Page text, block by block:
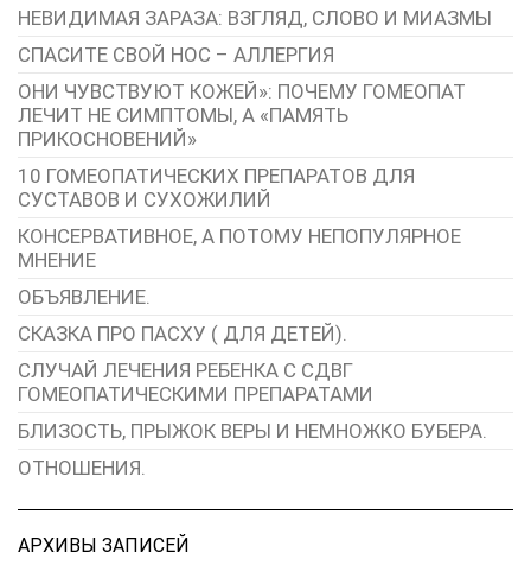
НЕВИДИМАЯ ЗАРАЗА: ВЗГЛЯД, СЛОВО И МИАЗМЫ
СПАСИТЕ СВОЙ НОС – АЛЛЕРГИЯ
ОНИ ЧУВСТВУЮТ КОЖЕЙ»: ПОЧЕМУ ГОМЕОПАТ
ЛЕЧИТ НЕ СИМПТОМЫ, А «ПАМЯТЬ
ПРИКОСНОВЕНИЙ»
10 ГОМЕОПАТИЧЕСКИХ ПРЕПАРАТОВ ДЛЯ
СУСТАВОВ И СУХОЖИЛИЙ
КОНСЕРВАТИВНОЕ, А ПОТОМУ НЕПОПУЛЯРНОЕ
МНЕНИЕ
ОБЪЯВЛЕНИЕ.
СКАЗКА ПРО ПАСХУ ( ДЛЯ ДЕТЕЙ).
СЛУЧАЙ ЛЕЧЕНИЯ РЕБЕНКА С СДВГ
ГОМЕОПАТИЧЕСКИМИ ПРЕПАРАТАМИ
БЛИЗОСТЬ, ПРЫЖОК ВЕРЫ И НЕМНОЖКО БУБЕРА.
ОТНОШЕНИЯ.
АРХИВЫ ЗАПИСЕЙ